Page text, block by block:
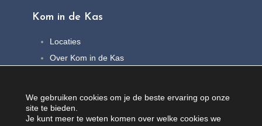
Kom in de Kas
Locaties
Over Kom in de Kas
Contact
We gebruiken cookies om je de beste ervaring op onze
site te bieden.
Je kunt meer te weten komen over welke cookies we